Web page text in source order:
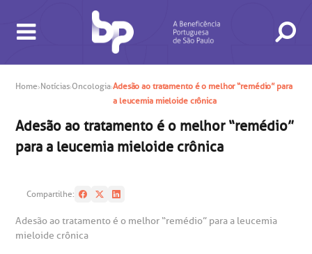
BUSCA
CONSULTAS E EXAMES
ATENDIMENTO 24H
CONHEÇA AS UNIDADES
INSTITUCIONAL
NOSSOS SERVIÇOS
INFORMAÇÕES ÚTEIS
ESPECIALIDADES
Home Notícias Oncologia Adesão ao tratamento é o melhor “remédio” para
a leucemia mieloide crônica
Adesão ao tratamento é o melhor “remédio”
para a leucemia mieloide crônica
Compartilhe:
Adesão ao tratamento é o melhor “remédio” para a leucemia
mieloide crônica